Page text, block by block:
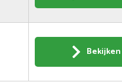
Bekijken